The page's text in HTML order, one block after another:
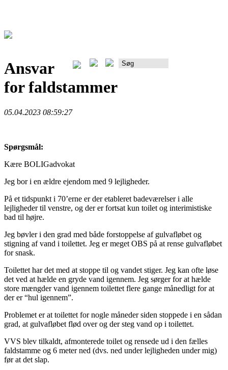
Ansvar
for faldstammer
05.04.2023 08:59:27
Spørgsmål:
Kære BOLIGadvokat
Jeg bor i en ældre ejendom med 9 lejligheder.
På et tidspunkt i 70’erne er der etableret badeværelser i alle
lejligheder til venstre, og der er fortsat kun toilet og interimistiske
bad til højre.
Jeg bøvler i den grad med både forstoppelse af gulvafløbet og
stigning af vand i toilettet. Jeg er meget OBS på at rense gulvafløbet
for snask.
Toilettet har det med at stoppe til og vandet stiger. Jeg kan ofte løse
det ved at hælde en gryde vand igennem. Jeg sørger for at hælde
store mængder vand igennem toilettet flere gange månedligt for at
der er “hul igennem”.
Problemet er at toilettet for nogle måneder siden stoppede i en sådan
grad, at gulvafløbet flød over og der steg vand op i toilettet.
VVS blev tilkaldt, afmonterede toilet og rensede ud i den fælles
faldstamme og 6 meter ned (dvs. ned under lejligheden under mig)
før at det slap.